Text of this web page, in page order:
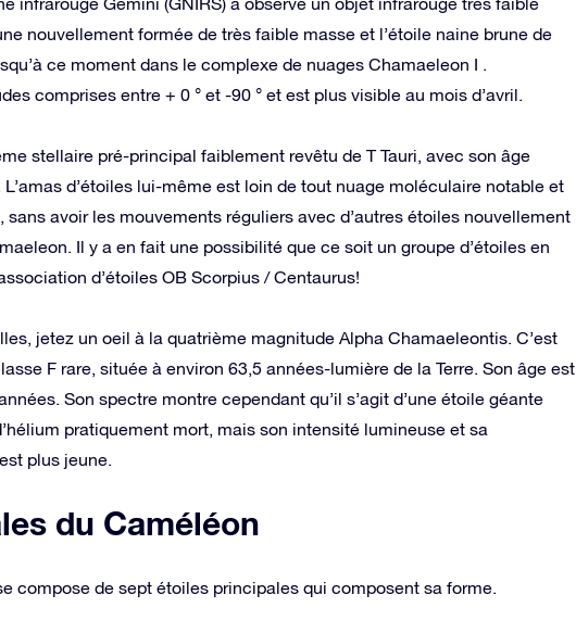
nouvellement formée de très faible masse et l’étoile naine brune de
ce moment dans le complexe de nuages ​​Chamaeleon I .
comprises entre + 0 ° et -90 ° et est plus visible au mois d’avril.
stellaire pré-principal faiblement revêtu de T Tauri, avec son âge
L’amas d’étoiles lui-même est loin de tout nuage moléculaire notable et
avoir les mouvements réguliers avec d’autres étoiles nouvellement
Il y a en fait une possibilité que ce soit un groupe d’étoiles en
d’étoiles OB Scorpius / Centaurus!
jetez un oeil à la quatrième magnitude Alpha Chamaeleontis. C’est
F rare, située à environ 63,5 années-lumière de la Terre. Son âge est
Son spectre montre cependant qu’il s’agit d’une étoile géante
pratiquement mort, mais son intensité lumineuse et sa
plus jeune.
du Caméléon
compose de sept étoiles principales qui composent sa forme.